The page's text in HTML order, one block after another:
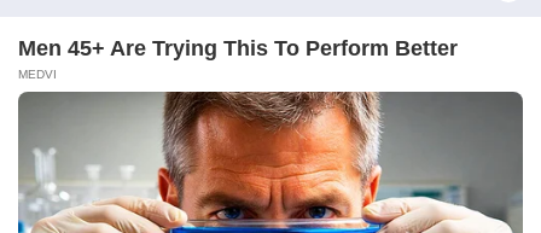
Tentang Katadata Advertising Karier
Pedoman Media Siber
Kebijakan Privasi
Disclaimer
Hubungi Kami